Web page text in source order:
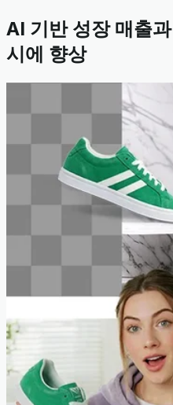
AI 기반 성장 매출
시에 향상